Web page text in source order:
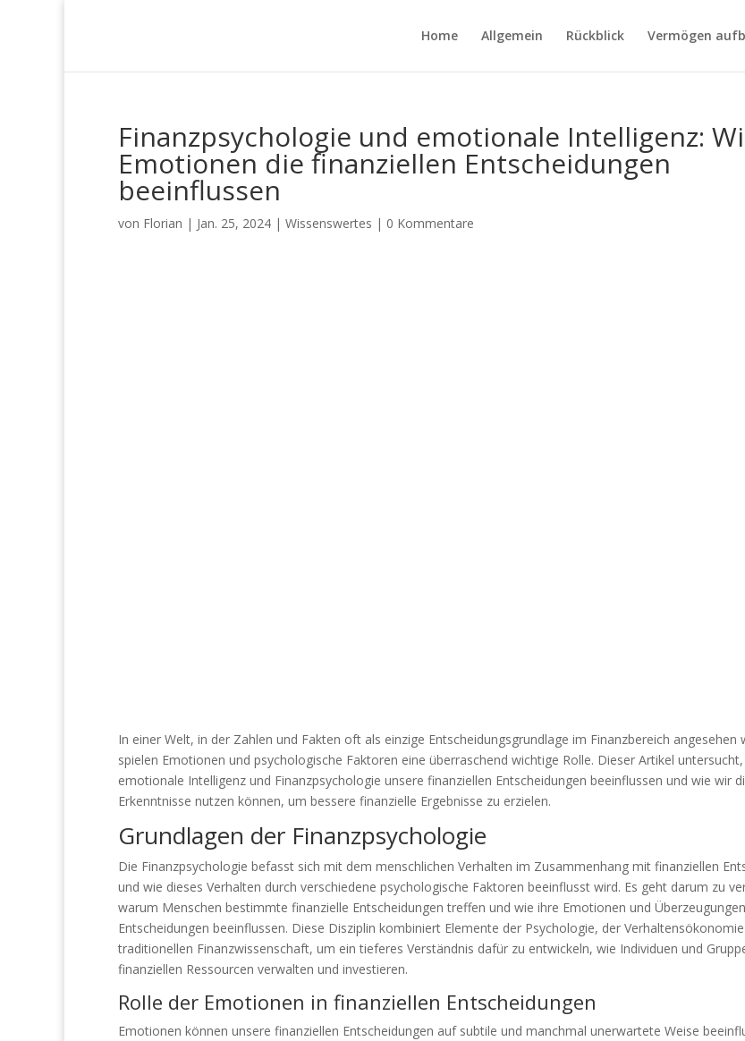
Home Allgemein Rückblick Vermögen
Finanzpsychologie und emotionale Intelligenz:
Emotionen die finanziellen Entscheidungen
beeinflussen
von Florian | Jan. 25, 2024 | Wissenswertes | 0 Kommentare
In einer Welt, in der Zahlen und Fakten oft als einzige Entscheidungsgrundlage im Finanzbereich angesehen
spielen Emotionen und psychologische Faktoren eine überraschend wichtige Rolle. Dieser Artikel
emotionale Intelligenz und Finanzpsychologie unsere finanziellen Entscheidungen beeinflussen und wie wir
Erkenntnisse nutzen können, um bessere finanzielle Ergebnisse zu erzielen.
Grundlagen der Finanzpsychologie
Die Finanzpsychologie befasst sich mit dem menschlichen Verhalten im Zusammenhang mit finanziellen
und wie dieses Verhalten durch verschiedene psychologische Faktoren beeinflusst wird. Es geht darum zu
warum Menschen bestimmte finanzielle Entscheidungen treffen und wie ihre Emotionen und
Entscheidungen beeinflussen. Diese Disziplin kombiniert Elemente der Psychologie, der
traditionellen Finanzwissenschaft, um ein tieferes Verständnis dafür zu entwickeln, wie Individuen und
finanziellen Ressourcen verwalten und investieren.
Rolle der Emotionen in finanziellen Entscheidungen
Emotionen können unsere finanziellen Entscheidungen auf subtile und manchmal unerwartete Weise